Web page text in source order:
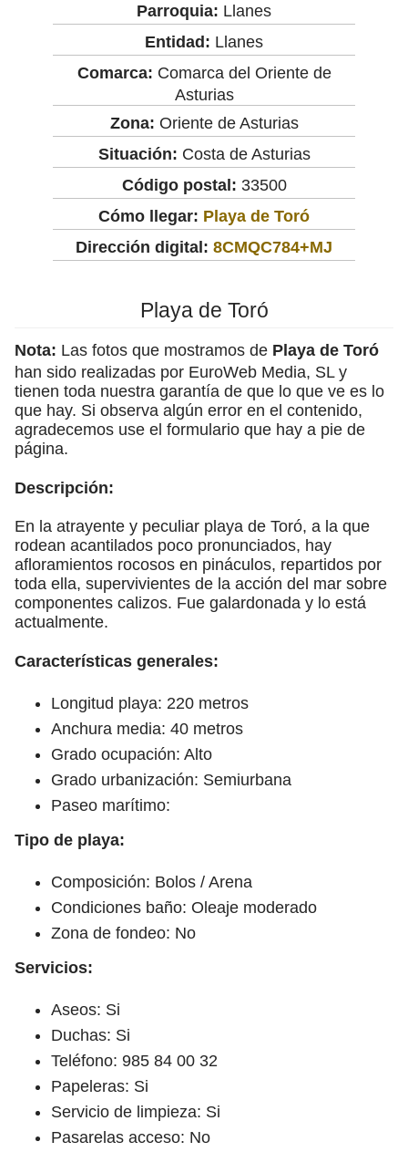
Parroquia: Llanes
Entidad: Llanes
Comarca: Comarca del Oriente de
Asturias
Zona: Oriente de Asturias
Situación: Costa de Asturias
Código postal: 33500
Cómo llegar: Playa de Toró
Dirección digital: 8CMQC784+MJ
Playa de Toró
Nota: Las fotos que mostramos de Playa de Toró
han sido realizadas por EuroWeb Media, SL y
tienen toda nuestra garantía de que lo que ve es lo
que hay. Si observa algún error en el contenido,
agradecemos use el formulario que hay a pie de
página.
Descripción:
En la atrayente y peculiar playa de Toró, a la que
rodean acantilados poco pronunciados, hay
afloramientos rocosos en pináculos, repartidos por
toda ella, supervivientes de la acción del mar sobre
componentes calizos. Fue galardonada y lo está
actualmente.
Características generales:
Longitud playa: 220 metros
Anchura media: 40 metros
Grado ocupación: Alto
Grado urbanización: Semiurbana
Paseo marítimo:
Tipo de playa:
Composición: Bolos / Arena
Condiciones baño: Oleaje moderado
Zona de fondeo: No
Servicios:
Aseos: Si
Duchas: Si
Teléfono: 985 84 00 32
Papeleras: Si
Servicio de limpieza: Si
Pasarelas acceso: No